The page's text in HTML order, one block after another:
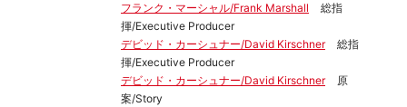
フランク・マーシャル/Frank Marshall
総指
揮/Executive Producer
デビッド・カーシュナー/David Kirschner
総指
揮/Executive Producer
デビッド・カーシュナー/David Kirschner
原
案/Story